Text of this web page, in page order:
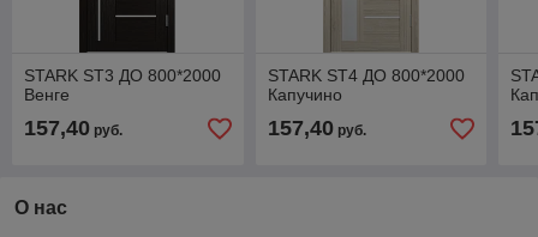
STARK ST3 ДО 800*2000
Венге
157,40 руб.
STARK ST4 ДО 800*2000
Капучино
157,40руб.
О нас